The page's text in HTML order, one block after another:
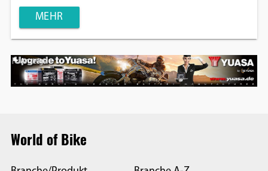
MEHR
Anzeige
World of Bike